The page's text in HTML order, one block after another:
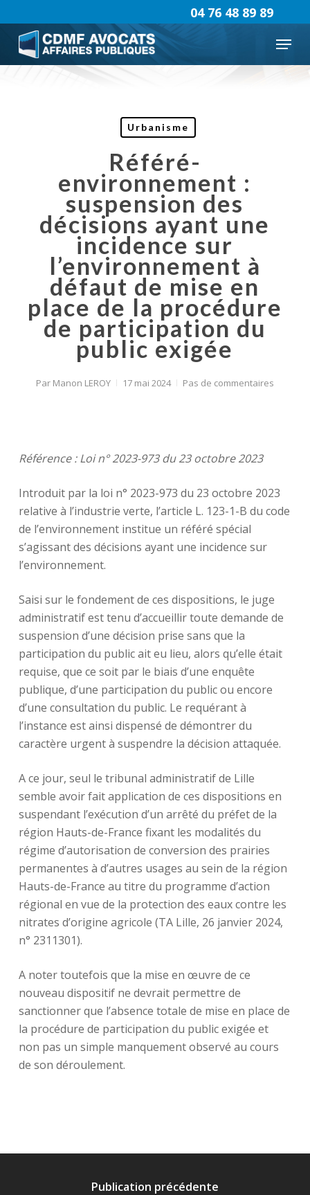
to
main
content
Menu
04 76 48 89 89
Urbanisme
Référé-
environnement :
suspension des
décisions ayant une
incidence sur
l’environnement à
défaut de mise en
place de la procédure
de participation du
public exigée
ParManon LEROY 17 mai 2024 Pas de commentaires
Référence : Loi n° 2023-973 du 23 octobre 2023
Introduit par la loi n° 2023-973 du 23 octobre 2023
relative à l’industrie verte, l’article L. 123-1-B du code
de l’environnement institue un référé spécial
s’agissant des décisions ayant une incidence sur
l’environnement.
Saisi sur le fondement de ces dispositions, le juge
administratif est tenu d’accueillir toute demande de
suspension d’une décision prise sans que la
participation du public ait eu lieu, alors qu’elle était
requise, que ce soit par le biais d’une enquête
publique, d’une participation du public ou encore
d’une consultation du public. Le requérant à
l’instance est ainsi dispensé de démontrer du
caractère urgent à suspendre la décision attaquée.
A ce jour, seul le tribunal administratif de Lille
semble avoir fait application de ces dispositions en
suspendant l’exécution d’un arrêté du préfet de la
région Hauts-de-France fixant les modalités du
régime d’autorisation de conversion des prairies
permanentes à d’autres usages au sein de la région
Hauts-de-France au titre du programme d’action
régional en vue de la protection des eaux contre les
nitrates d’origine agricole (TA Lille, 26 janvier 2024,
n° 2311301).
A noter toutefois que la mise en œuvre de ce
nouveau dispositif ne devrait permettre de
sanctionner que l’absence totale de mise en place de
la procédure de participation du public exigée et
non pas un simple manquement observé au cours
de son déroulement.
Publication précédente